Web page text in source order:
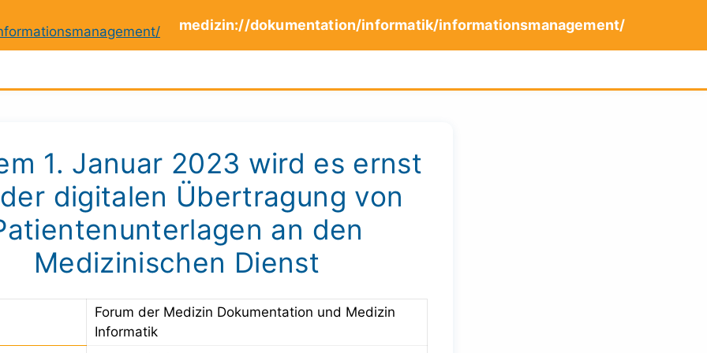
medizin://dokumentation/informatik/informationsmanagement/
1. Januar 2023 wird es ernst
digitalen Übertragung von
an den
Medizinischen Dienst
Forum der Medizin Dokumentation und Medizin
Informatik